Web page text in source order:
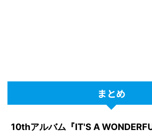
まとめ
10thアルバム『IT'S A